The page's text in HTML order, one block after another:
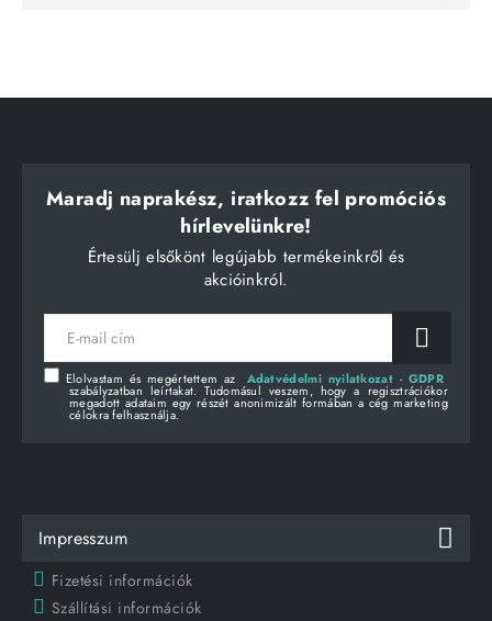
Maradj naprakész, iratkozz fel promóciós
hírlevelünkre!
Értesülj elsőkönt legújabb termékeinkről és
akcióinkról.
E-
mail
Elolvastam és megértettem az Adatvédelmi nyilatkozat - GDPR
szabályzatban leírtakat. Tudomásul veszem, hogy a regisztrációkor
megadott adataim egy részét anonimizált formában a cég marketing
célokra felhasználja.
Impresszum
Fizetési információk
Szállítási információk